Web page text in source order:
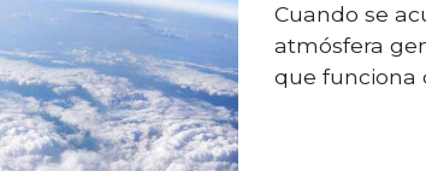
Cuando se
atmósfera
que funciona